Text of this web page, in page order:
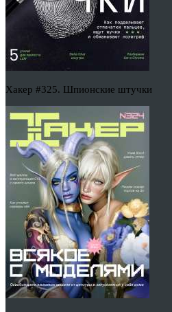
Хакер #325. Шпионские штучки